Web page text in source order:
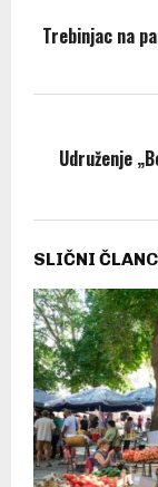
Trebinjac na
Udruženje
SLIČNI